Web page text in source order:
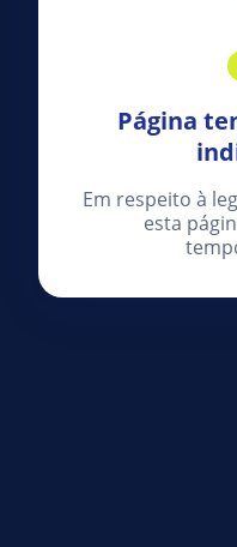
Página
Em respeito à
esta